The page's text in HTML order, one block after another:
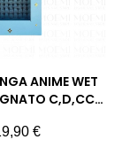
ANIME WET
C,D,CC
€